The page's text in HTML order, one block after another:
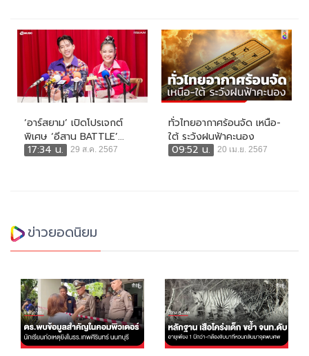
‘อาร์สยาม’ เปิดโปรเจกต์
พิเศษ ‘อีสาน BATTLE’...
17:34 น.
29 ส.ค. 2567
ทั่วไทยอากาศร้อนจัด เหนือ-
ใต้ ระวังฝนฟ้าคะนอง
09:52 น.
20 เม.ย. 2567
ข่าวยอดนิยม